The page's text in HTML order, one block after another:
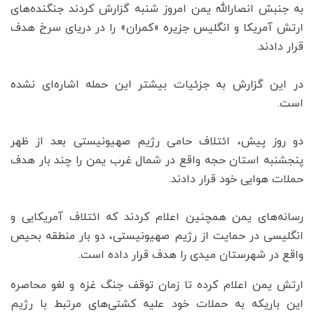
به جنبش انصارالله یمن امروز شنبه گزارش کردند جنگنده‌های
ارتش آمریکا و انگلیس جزیره «کمران» را در دریای سرخ هدف
قرار دادند.
در این گزارش به جزئیات بیشتر این حمله اشاره‌ای نشده
است.
دو روز پیش، ائتلاف حامی رژیم صهیونیستی بعد از ظهر
پنجشنبه استان حجه واقع در شمال غرب یمن را چند بار هدف
حملات هوایی خود قرار دادند.
رسانه‌های یمن همچنین اعلام کردند که ائتلاف آمریکایی و
انگلیسی در حمایت از رژیم صهیونیستی، دو بار منطقه بحیص
واقع در شهرستان میدی را هدف قرار داده است.
ارتش یمن اعلام کرده تا زمان توقف جنگ غزه و لغو محاصره
این باریکه به حملات خود علیه کشتی‌های مرتبط با رژیم